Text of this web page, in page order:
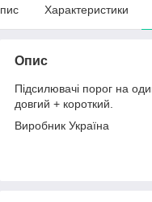
Характеристики
Опис
Підсилювачі порог на
довгий + короткий.
Виробник Україна